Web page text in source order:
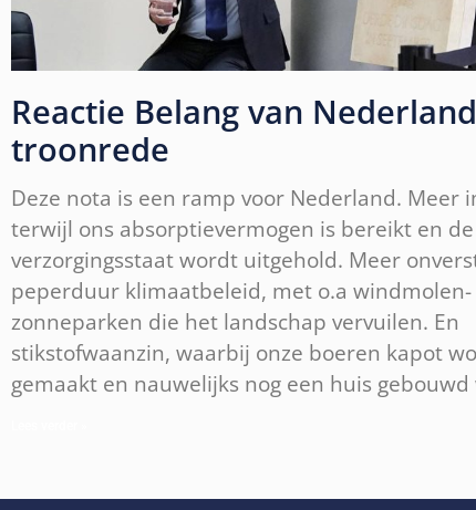
Reactie Belang van
troonrede
Deze nota is een ramp voor Nederland. Meer
terwijl ons absorptievermogen is bereikt en de
verzorgingsstaat wordt uitgehold. Meer
peperduur klimaatbeleid, met o.a windmolen-
zonneparken die het landschap vervuilen. En
stikstofwaanzin, waarbij onze boeren kapot
gemaakt en nauwelijks nog een huis